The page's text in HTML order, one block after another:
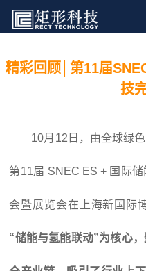
精彩回顾│第11届
技
10月12日，由全球绿
第11届 SNEC ES + 国际
会暨展览会在上海新国际
“储能与氢能联动”为核心